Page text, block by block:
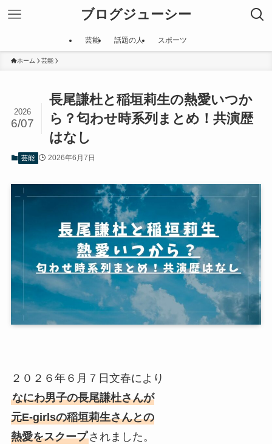
ブログジューシー
芸能 話題の人 スポーツ
ホーム 芸能
長尾謙杜と稲垣莉生の熱愛いつか
ら？匂わせ時系列まとめ！共演歴
はなし
2026
6/07
芸能 2026年6月7日
２０２６年６月７日文春により
なにわ男子の長尾謙杜さんが
元E-girlsの稲垣莉生さんとの
熱愛をスクープされました。